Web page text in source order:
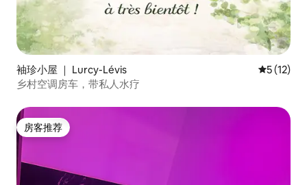
袖珍小屋 ｜ Lurcy-Lévis 平均评分
5 (12)
乡村空调房车，带私人水疗
房客推荐
房客推荐